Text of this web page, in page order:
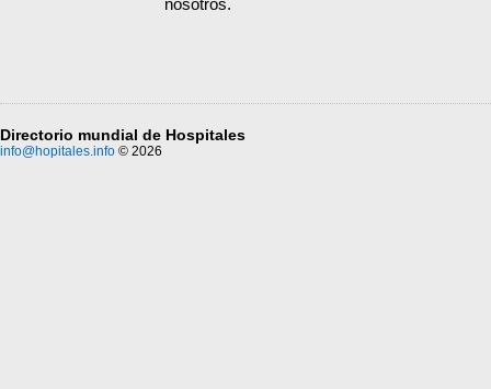
nosotros.
Directorio mundial de Hospitales
info@hopitales.info © 2026